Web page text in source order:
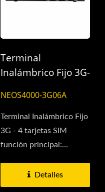
Terminal
Inalámbrico Fijo 3G-
NEOS4000-3G06A
Terminal Inalámbrico Fijo
3G - 4 tarjetas SIM
función principal:
Detalles